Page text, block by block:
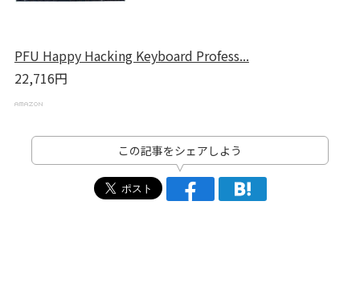
PFU Happy Hacking Keyboard Profess...
22,716円
この記事をシェアしよう